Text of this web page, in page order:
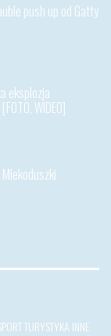
push up od Gatty
eksplozja
WIDEO]
TURYSTYKA INNE